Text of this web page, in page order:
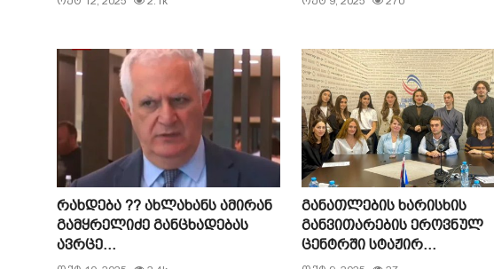
რახდება ?? ახლახანს ამირან
გამყრელიძე განცხადებას
ავრცე...
განათლების ხარისხის
განვითარების ეროვნულ
ცენტრში სტაჟირ...